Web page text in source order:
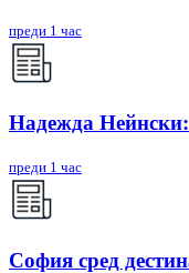
преди 1 час
Надежда Нейнски:
преди 1 час
София сред